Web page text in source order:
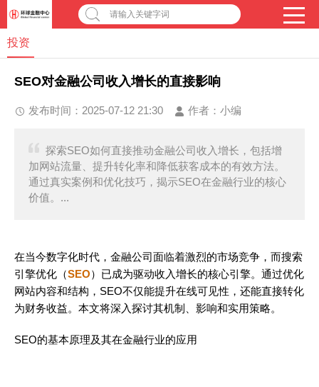
请输入关键字词
投资
SEO对金融公司收入增长的直接影响
发布时间：2025-07-12 21:30 作者： 小编
探索SEO如何直接推动金融公司收入增长，包括增
加网站流量、提升转化率和降低获客成本的有效方法。
通过真实案例和优化技巧，揭示SEO在金融行业的核心
价值。...
在当今数字化时代，金融公司面临着激烈的市场竞争，而搜索
引擎优化（SEO）已成为驱动收入增长的核心引擎。通过优化
网站内容和结构，SEO不仅能提升在线可见性，还能直接转化
为财务收益。本文将深入探讨其机制、影响和实用策略。
SEO的基本原理及其在金融行业的应用